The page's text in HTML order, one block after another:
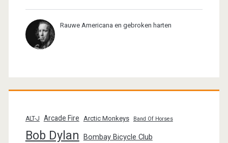
Rauwe Americana en gebroken harten
ALT-J Arcade Fire Arctic Monkeys Band Of Horses
Bob Dylan Bombay Bicycle Club